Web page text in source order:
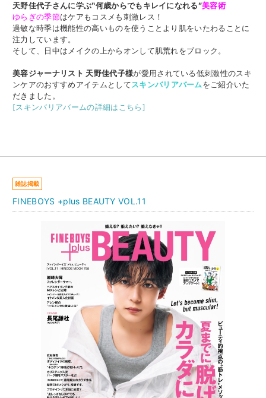
天野佳代子さんに学ぶ‶何歳からでもキレイになれる″美容術
ゆらぎの季節はケアもコスメも刺激レス！
過敏な時季は機能性の高いものを使うことより肌をいたわることに
注力しています。
そして、日中はメイクの上からオンして肌荒れをブロック。
美容ジャーナリスト 天野佳代子様が愛用されている低刺激性のスキ
ンケアのおすすめアイテムとしてスキンバリアバームをご紹介いた
だきました。
[スキンバリアバームの詳細はこちら]
雑誌掲載
FINEBOYS +plus BEAUTY VOL.11